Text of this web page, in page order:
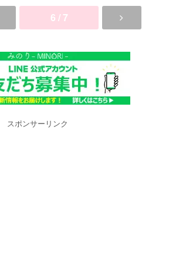
6 / 7
スポンサーリンク